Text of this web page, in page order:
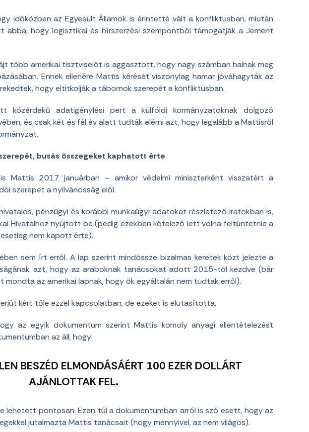
időközben az Egyesült Államok is érintetté vált a konfliktusban, miután
abba, hogy logisztikai és hírszerzési szempontból támogatják a Jement
több amerikai tisztviselőt is aggasztott, hogy nagy számban halnak meg
Ennek ellenére Mattis kérését viszonylag hamar jóváhagyták az
hogy eltitkolják a tábornok szerepét a konfliktusban.
adatigénylési pert a külföldi kormányzatoknak dolgozó
és csak két és fél év alatt tudták elérni azt, hogy legalább a Mattisről
busás összegeket kaphatott érte
2017 januárban – amikor védelmi miniszterként visszatért a
szerepet a nyilvánosság elől.
pénzügyi és korábbi munkaügyi adatokat részletező iratokban is,
Hivatalhoz nyújtott be (pedig ezekben kötelező lett volna feltüntetnie a
nem kapott érte).
sem írt erről. A lap szerint mindössze bizalmas keretek közt jelezte a
azt, hogy az araboknak tanácsokat adott 2015-től kezdve (bár
az amerikai lapnak, hogy ők egyáltalán nem tudtak erről).
kért tőle ezzel kapcsolatban, de ezeket is elutasította.
az egyik dokumentum szerint Mattis komoly anyagi ellentételezést
az áll, hogy
BESZÉD ELMONDÁSÁÉRT 100 EZER DOLLÁRT
AJÁNLOTTAK FEL.
lehetett pontosan. Ezen túl a dokumentumban arról is szó esett, hogy az
jutalmazta Mattis tanácsait (hogy mennyivel, az nem világos).